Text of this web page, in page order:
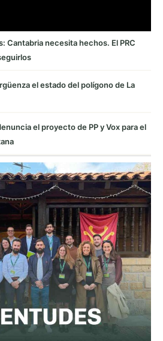
Cantabria necesita hechos. El PRC
el estado del polígono de La
el proyecto de PP y Vox para el